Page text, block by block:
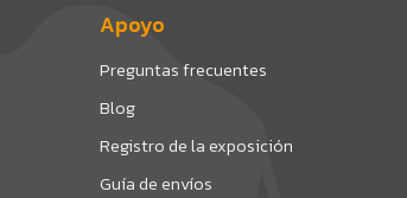
Apoyo
Preguntas frecuentes
Blog
Registro de la exposición
Guía de envíos